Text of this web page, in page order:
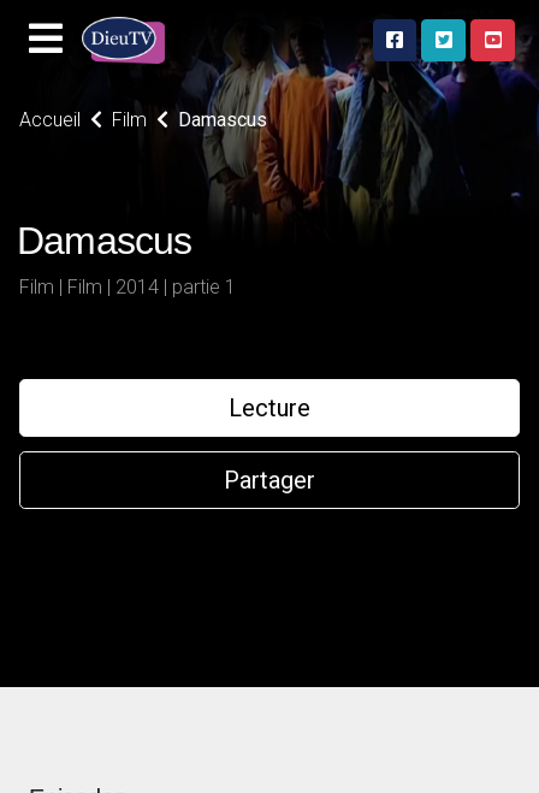
Accueil Film Damascus
Damascus
Film | Film | 2014 | partie 1
Lecture
Partager